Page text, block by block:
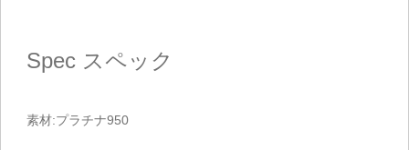
Spec スペック
素材:プラチナ950